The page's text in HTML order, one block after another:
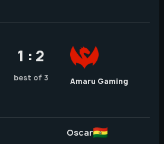
1 : 2
best of 3 Amaru Gaming
Oscar